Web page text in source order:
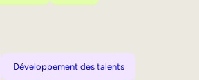
Développement des talents